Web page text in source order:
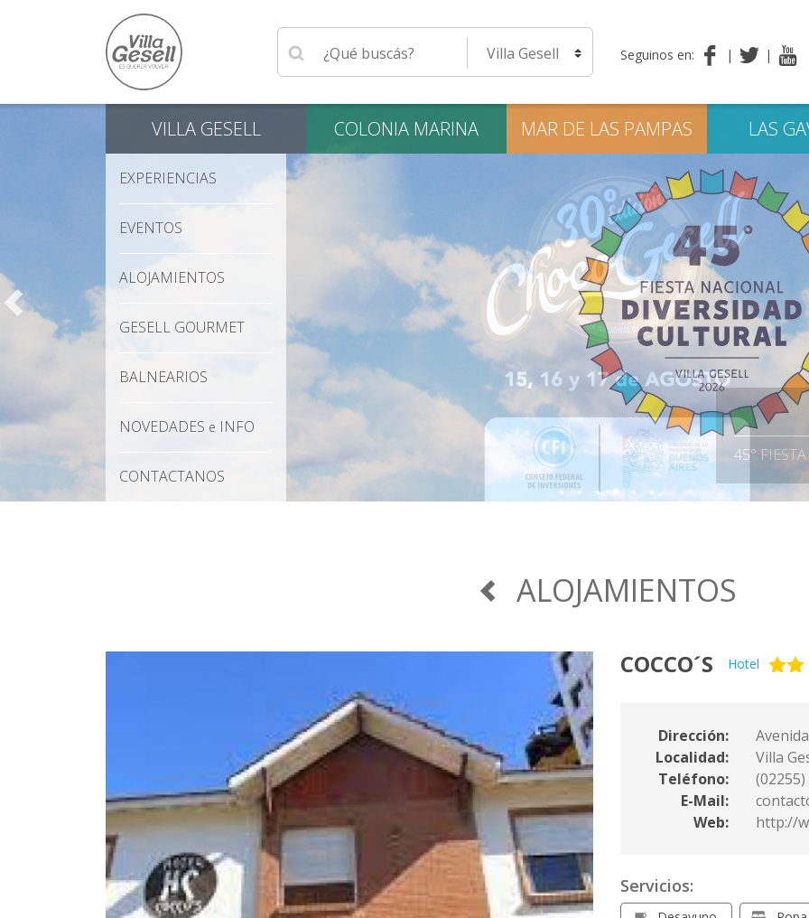
Seleccione una localidad
Seguinos en:
¡VUELVEN
45°
VILLAGESELL COLONIA MARINA MAR DE LAS PAMPAS LAS
EXPERIENCIAS
EVENTOS
ALOJAMIENTOS
GESELL GOURMET
BALNEARIOS
NOVEDADES e INFO
CONTACTANOS
ALOJAMIENTOS
COCCO´S Hotel
Dirección:
Localidad:
Villa
Teléfono:
E-Mail:
Web:
http://
Servicios: